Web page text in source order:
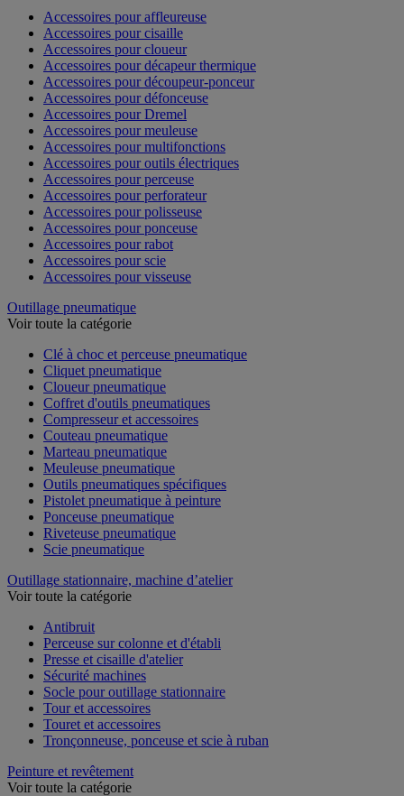
Accessoires pour affleureuse
Accessoires pour cisaille
Accessoires pour cloueur
Accessoires pour décapeur thermique
Accessoires pour découpeur-ponceur
Accessoires pour défonceuse
Accessoires pour Dremel
Accessoires pour meuleuse
Accessoires pour multifonctions
Accessoires pour outils électriques
Accessoires pour perceuse
Accessoires pour perforateur
Accessoires pour polisseuse
Accessoires pour ponceuse
Accessoires pour rabot
Accessoires pour scie
Accessoires pour visseuse
Outillage pneumatique
Voir toute la catégorie
Clé à choc et perceuse pneumatique
Cliquet pneumatique
Cloueur pneumatique
Coffret d'outils pneumatiques
Compresseur et accessoires
Couteau pneumatique
Marteau pneumatique
Meuleuse pneumatique
Outils pneumatiques spécifiques
Pistolet pneumatique à peinture
Ponceuse pneumatique
Riveteuse pneumatique
Scie pneumatique
Outillage stationnaire, machine d’atelier
Voir toute la catégorie
Antibruit
Perceuse sur colonne et d'établi
Presse et cisaille d'atelier
Sécurité machines
Socle pour outillage stationnaire
Tour et accessoires
Touret et accessoires
Tronçonneuse, ponceuse et scie à ruban
Peinture et revêtement
Voir toute la catégorie